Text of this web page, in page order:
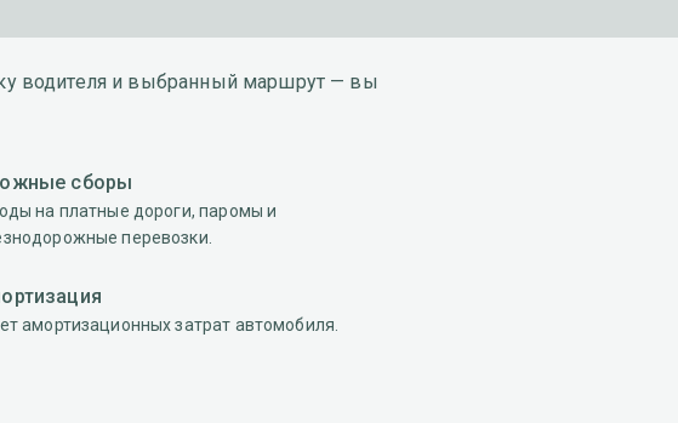
водителя и выбранный маршрут — вы
сборы
на платные дороги, паромы и
перевозки.
амортизационных затрат автомобиля.